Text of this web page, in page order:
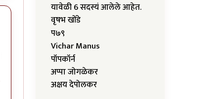
यावेळी 6 सदस्यं आलेले आहेत.
वृषभ खोंडे
प७९
Vichar Manus
पॉपकॉर्न
अप्पा जोगळेकर
अक्षय देपोलकर